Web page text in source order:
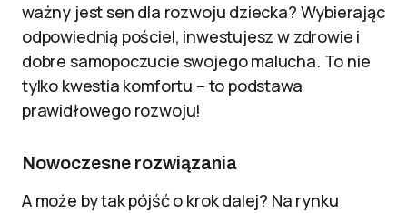
ważny jest sen dla rozwoju dziecka? Wybierając
odpowiednią pościel, inwestujesz w zdrowie i
dobre samopoczucie swojego malucha. To nie
tylko kwestia komfortu – to podstawa
prawidłowego rozwoju!
Nowoczesne rozwiązania
A może by tak pójść o krok dalej? Na rynku